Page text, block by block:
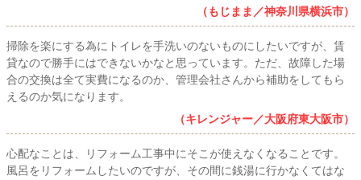
（もじまま／神奈川県横浜市）
掃除を楽にする為にトイレを手洗いのないものにしたいですが、賃
貸なので勝手にはできないかなと思っています。ただ、故障した場
合の交換は全て実費になるのか、管理会社さんから補助をしてもら
えるのか気になります。
（キレンジャー／大阪府東大阪市）
心配なことは、リフォーム工事中にそこが使えなくなることです。
風呂をリフォームしたいのですが、その間に銭湯に行かなくてはな